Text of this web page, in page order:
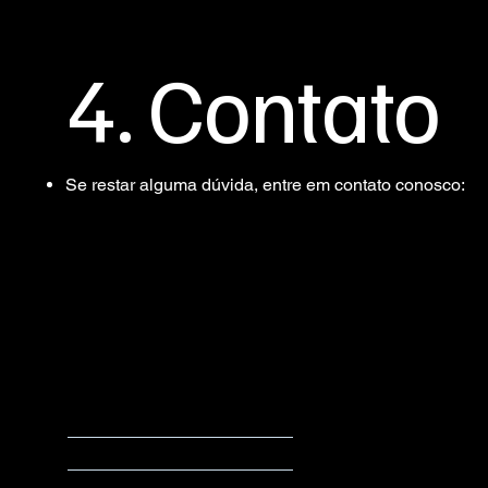
4. Contato
Se restar alguma dúvida, entre em contato conosco: